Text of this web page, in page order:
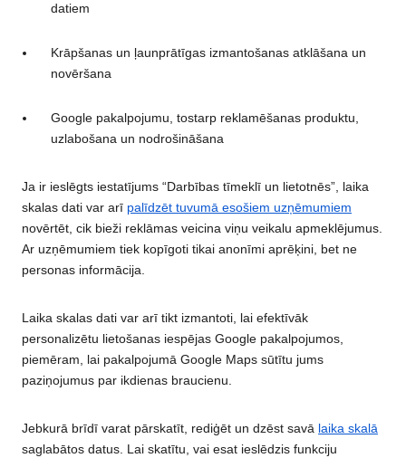
datiem
Krāpšanas un ļaunprātīgas izmantošanas atklāšana un
novēršana
Google pakalpojumu, tostarp reklamēšanas produktu,
uzlabošana un nodrošināšana
Ja ir ieslēgts iestatījums “Darbības tīmeklī un lietotnēs”, laika
skalas dati var arī palīdzēt tuvumā esošiem uzņēmumiem
novērtēt, cik bieži reklāmas veicina viņu veikalu apmeklējumus.
Ar uzņēmumiem tiek kopīgoti tikai anonīmi aprēķini, bet ne
personas informācija.
Laika skalas dati var arī tikt izmantoti, lai efektīvāk
personalizētu lietošanas iespējas Google pakalpojumos,
piemēram, lai pakalpojumā Google Maps sūtītu jums
paziņojumus par ikdienas braucienu.
Jebkurā brīdī varat pārskatīt, rediģēt un dzēst savā laika skalā
saglabātos datus. Lai skatītu, vai esat ieslēdzis funkciju